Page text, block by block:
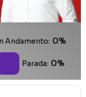
Andamento: 0%
Parada: 0%